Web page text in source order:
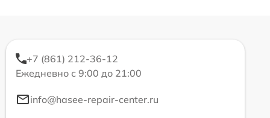
+7 (861) 212-36-12
Ежедневно с 9:00 до 21:00
info@hasee-repair-center.ru